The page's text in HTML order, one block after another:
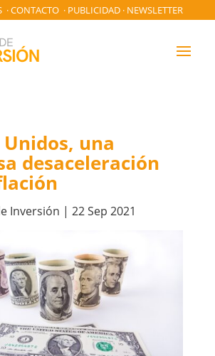
·CONTACTO · PUBLICIDAD · NEWSLETTER
Unidos, una
desaceleración
Inversión | 22 Sep 2021